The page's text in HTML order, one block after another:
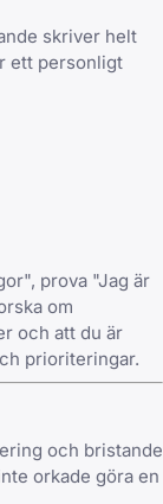
skriver helt
ett personligt
prova "Jag är
om
och att du är
prioriteringar.
och bristande
orkade göra en